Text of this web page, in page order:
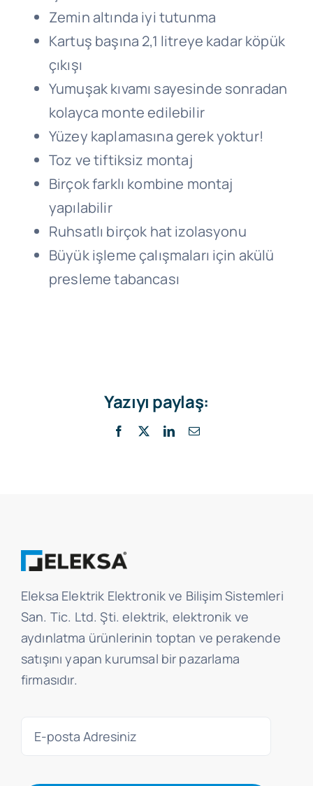
Zemin altında iyi tutunma
Kartuş başına 2,1 litreye kadar köpük
çıkışı
Yumuşak kıvamı sayesinde sonradan
kolayca monte edilebilir
Yüzey kaplamasına gerek yoktur!
Toz ve tiftiksiz montaj
Birçok farklı kombine montaj
yapılabilir
Ruhsatlı birçok hat izolasyonu
Büyük işleme çalışmaları için akülü
presleme tabancası
Yazıyı paylaş:
Facebook LinkedIn
E-
Eleksa Elektrik Elektronik ve Bilişim Sistemleri
San. Tic. Ltd. Şti. elektrik, elektronik ve
aydınlatma ürünlerinin toptan ve perakende
satışını yapan kurumsal bir pazarlama
firmasıdır.